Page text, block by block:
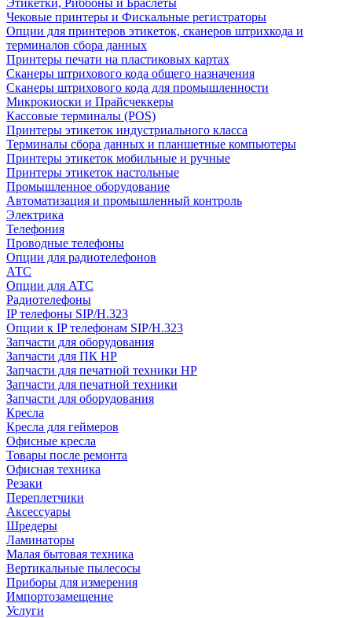
Этикетки, Риббоны и Браслеты
Чековые принтеры и Фискальные регистраторы
Опции для принтеров этикеток, сканеров штрихкода и
терминалов сбора данных
Принтеры печати на пластиковых картах
Сканеры штрихового кода общего назначения
Сканеры штрихового кода для промышленности
Микрокиоски и Прайсчеккеры
Кассовые терминалы (POS)
Принтеры этикеток индустриального класса
Терминалы сбора данных и планшетные компьютеры
Принтеры этикеток мобильные и ручные
Принтеры этикеток настольные
Промышленное оборудование
Автоматизация и промышленный контроль
Электрика
Телефония
Проводные телефоны
Опции для радиотелефонов
АТС
Опции для АТС
Радиотелефоны
IP телефоны SIP/H.323
Опции к IP телефонам SIP/H.323
Запчасти для оборудования
Запчасти для ПК HP
Запчасти для печатной техники HP
Запчасти для печатной техники
Запчасти для оборудования
Кресла
Кресла для геймеров
Офисные кресла
Товары после ремонта
Офисная техника
Резаки
Переплетчики
Аксессуары
Шредеры
Ламинаторы
Малая бытовая техника
Вертикальные пылесосы
Приборы для измерения
Импортозамещение
Услуги